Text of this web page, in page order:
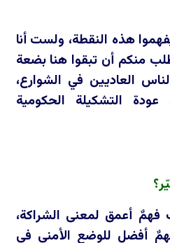
هذه النقطة، ولست أنا
منكم أن تبقوا هنا بضعة
العاديين في الشوارع،
التشكيلة الحكومية
أعمق لمعنى الشراكة،
أفضل للوضع الأمني في